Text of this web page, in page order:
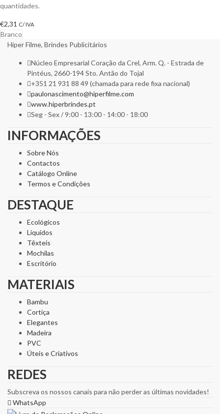
quantidades.
€2,31 C/ IVA
Branco
Hiper Filme, Brindes Publicitários
Núcleo Empresarial Coração da Crel, Arm. Q. - Estrada de
Pintéus, 2660-194 Sto. Antão do Tojal
+351 21 931 88 49 (chamada para rede fixa nacional)
paulonascimento@hiperfilme.com
www.hiperbrindes.pt
Seg - Sex / 9:00 - 13:00 - 14:00 - 18:00
INFORMAÇÕES
Sobre Nós
Contactos
Catálogo Online
Termos e Condições
DESTAQUE
Ecológicos
Líquidos
Têxteis
Mochilas
Escritório
MATERIAIS
Bambu
Cortiça
Elegantes
Madeira
PVC
Úteis e Criativos
REDES
Subscreva os nossos canais para não perder as últimas novidades!
WhatsApp